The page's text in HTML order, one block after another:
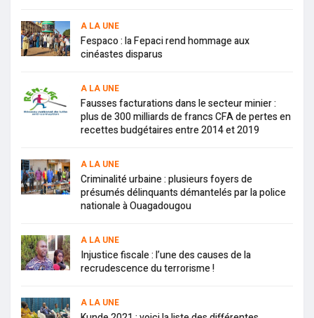
A LA UNE
Fespaco : la Fepaci rend hommage aux
cinéastes disparus
A LA UNE
Fausses facturations dans le secteur minier :
plus de 300 milliards de francs CFA de pertes en
recettes budgétaires entre 2014 et 2019
A LA UNE
Criminalité urbaine : plusieurs foyers de
présumés délinquants démantelés par la police
nationale à Ouagadougou
A LA UNE
Injustice fiscale : l’une des causes de la
recrudescence du terrorisme !
A LA UNE